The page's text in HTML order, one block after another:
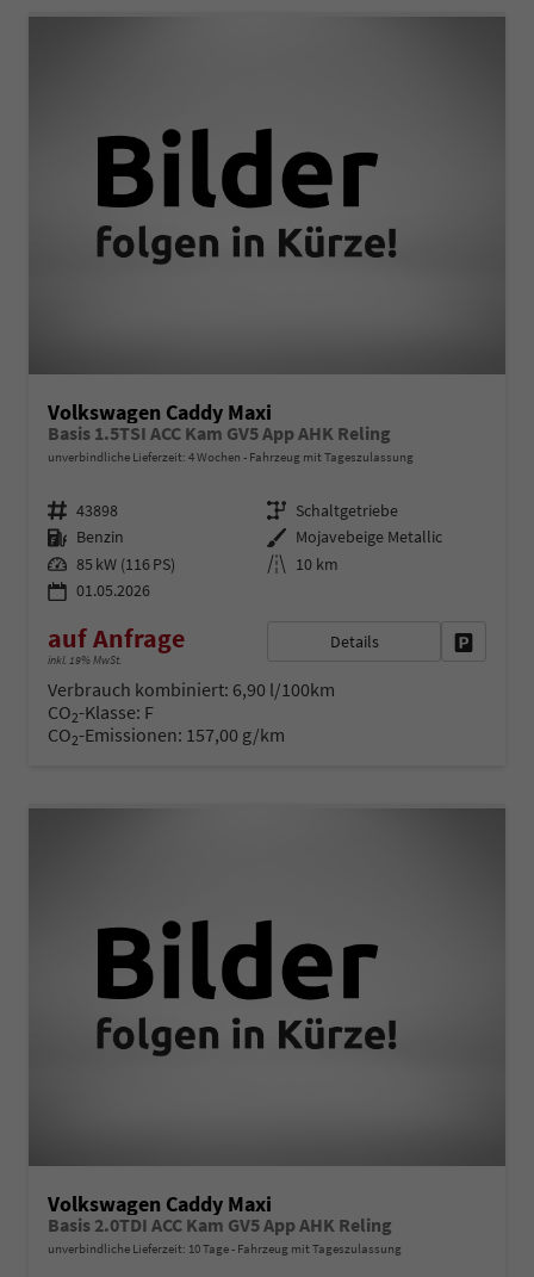
Volkswagen Caddy Maxi
Basis 1.5TSI ACC Kam GV5 App AHK Reling
unverbindliche Lieferzeit: 4 Wochen Fahrzeug mit Tageszulassung
Fahrzeugnr. 43898 Getriebe Schaltgetriebe
Kraftstoff Benzin Außenfarbe Mojavebeige Metallic
Leistung 85 kW (116 PS) Kilometerstand 10 km
01.05.2026
auf Anfrage
inkl. 19% MwSt.
Details
Verbrauch kombiniert: 6,90 l/100km
CO2-Klasse: F
CO2-Emissionen: 157,00 g/km
Volkswagen Caddy Maxi
Basis 2.0TDI ACC Kam GV5 App AHK Reling
unverbindliche Lieferzeit: 10 Tage Fahrzeug mit Tageszulassung